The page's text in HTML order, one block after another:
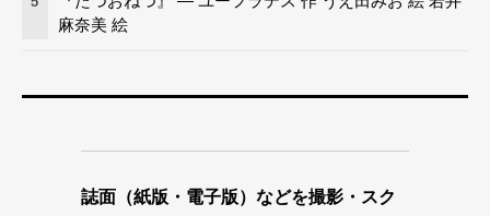
麻奈美 絵
誌面（紙版・電子版）などを撮影・スク